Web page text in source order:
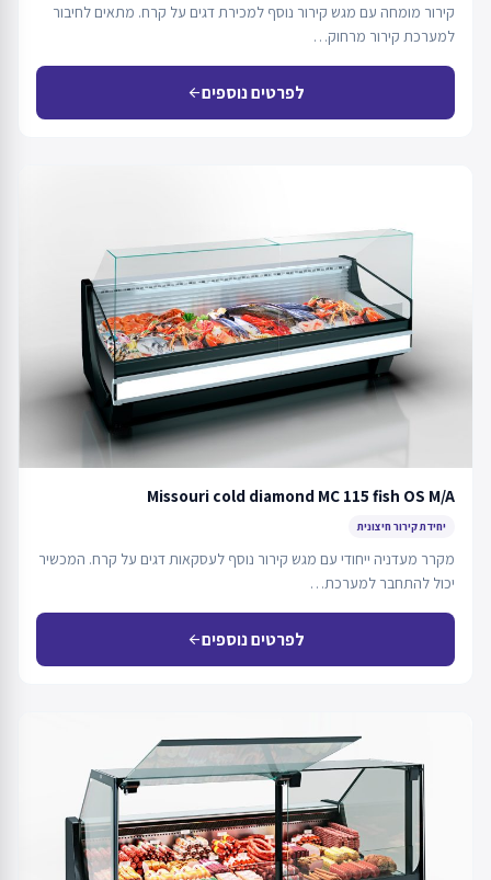
קירור מומחה עם מגש קירור נוסף למכירת דגים על קרח. מתאים לחיבור
למערכת קירור מרחוק…
לפרטים נוספיםarrow_back
Missouri cold diamond MC 115 fish OS M/A
יחידת קירור חיצונית
מקרר מעדניה ייחודי עם מגש קירור נוסף לעסקאות דגים על קרח. המכשיר
יכול להתחבר למערכת…
לפרטים נוספיםarrow_back